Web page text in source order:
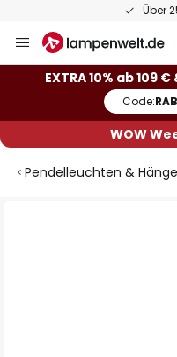
Über
Inhalt
springen
EXTRA 10% ab 109 €
Code:
WOW
Pendelleuchten &